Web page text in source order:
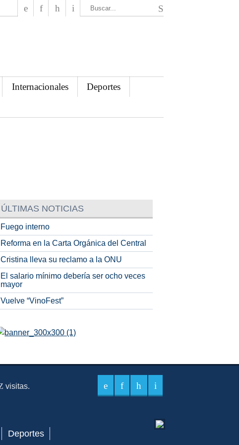
Internacionales
Deportes
ÚLTIMAS NOTICIAS
Fuego interno
Reforma en la Carta Orgánica del Central
Cristina lleva su reclamo a la ONU
El salario mínimo debería ser ocho veces
mayor
Vuelve “VinoFest”
visitas.
Deportes